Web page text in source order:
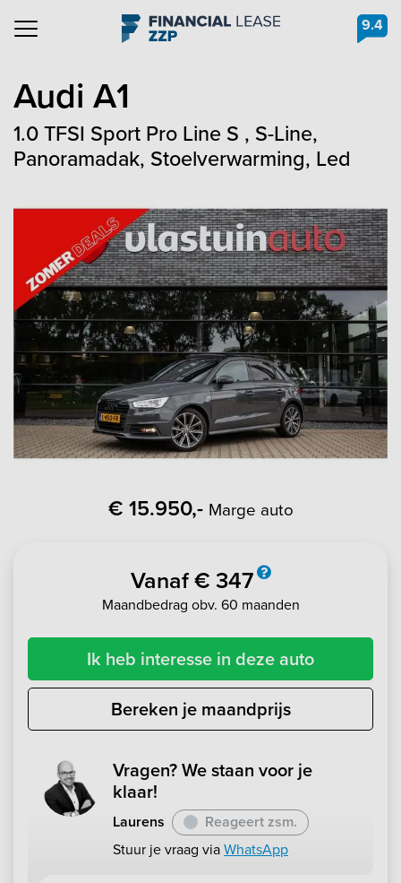
Navigation 9.4
AudiA1
1.0 TFSI Sport Pro Line S , S-Line,
Panoramadak, Stoelverwarming, Led
€ 15.950,- Marge auto
Vanaf € 347
Maandbedrag obv. 60 maanden
Ik heb interesse in deze auto
Bereken je maandprijs
Vragen? We staan voor je
klaar!
Laurens
Reageert zsm.
Stuur je vraag viaWhatsApp